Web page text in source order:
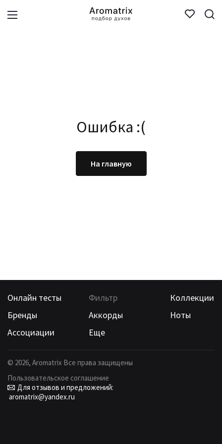
Ошибка :(
На главную
Онлайн тесты Фильтр
Коллекции
Бренды
Аккорды
Ноты
Ассоциации
Еще
© 2026, Aromatrix Все права защищены
Пользовательское соглашение
Для отзывов и предложений:
aromatrix@yandex.ru